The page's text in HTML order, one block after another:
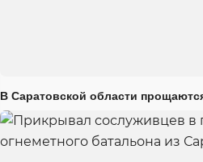
В Саратовской области